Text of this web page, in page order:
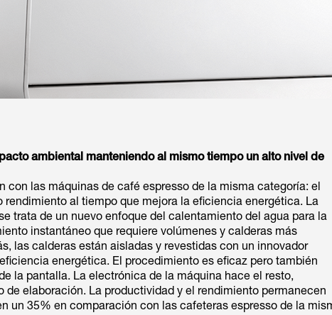
ambiental manteniendo al mismo tiempo un alto nivel de
las máquinas de café espresso de la misma categoría: el
al tiempo que mejora la eficiencia energética. La
trata de un nuevo enfoque del calentamiento del agua para la
instantáneo que requiere volúmenes y calderas más
las calderas están aisladas y revestidas con un innovador
energética. El procedimiento es eficaz pero también
la pantalla. La electrónica de la máquina hace el resto,
elaboración. La productividad y el rendimiento permanecen
un 35% en comparación con las cafeteras espresso de la